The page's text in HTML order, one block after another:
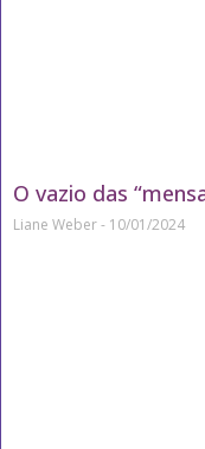
O vazio das
Liane Weber 10/01/2024